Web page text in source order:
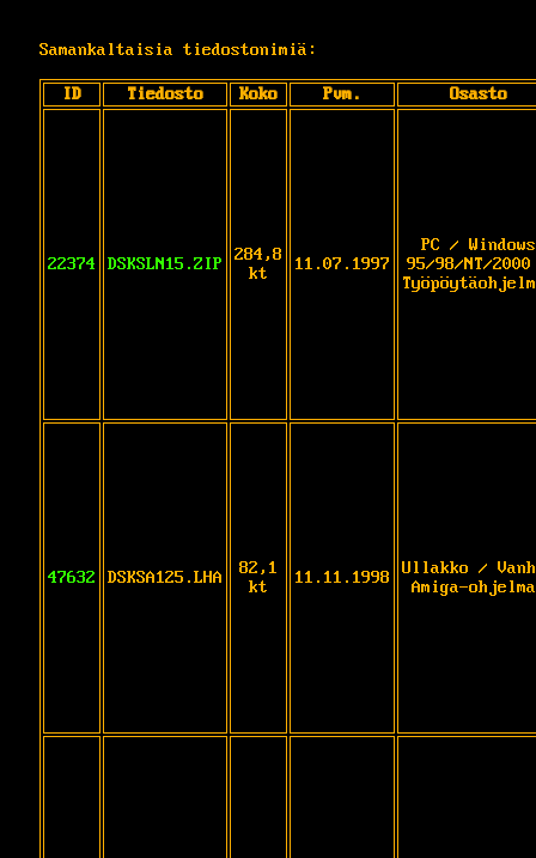
Samankaltaisia tiedostonimiä:
ID Tiedosto Koko Pvm. Osasto
22374 DSKSLN15.ZIP
284,8
kt
11.07.1997
PC / Windows
95/98/NT/
47632 DSKSA125.LHA
82,1
kt
11.11.1998
Ullakko /
Amiga-